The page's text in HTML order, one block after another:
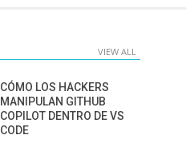
VIEW ALL
CÓMO LOS HACKERS
MANIPULAN GITHUB
COPILOT DENTRO DE VS
CODE